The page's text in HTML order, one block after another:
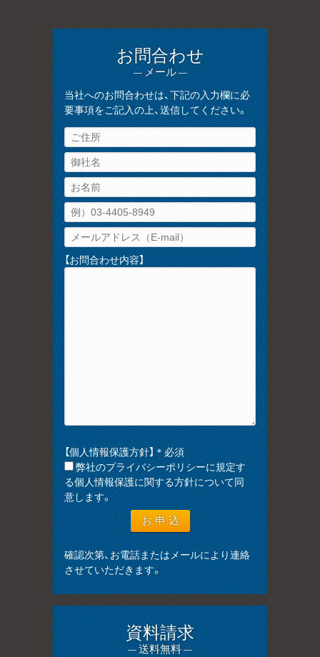
お問合わせ
— メール —
当社へのお問合わせは、下記の入力欄に必
要事項をご記入の上、送信してください。
【お問合わせ内容】
【個人情報保護方針】＊必須
弊社のプライバシーポリシーに規定す
る個人情報保護に関する方針について同
意します。
確認次第、お電話またはメールにより連絡
させていただきます。
資料請求
— 送料無料 —